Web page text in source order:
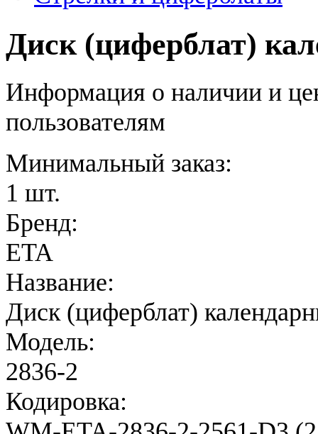
Диск (циферблат)
Информация о наличии и
пользователям
Минимальный заказ:
1 шт.
Бренд:
ETA
Название:
Диск (циферблат)
Модель:
2836-2
Кодировка: